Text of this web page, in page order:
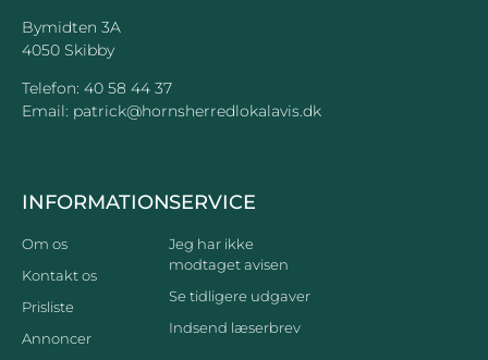
Bymidten 3A
4050 Skibby
Telefon: 40 58 44 37
Email: patrick@hornsherredlokalavis.dk
INFORMATION
Om os
Kontakt os
Prisliste
Annoncer
SERVICE
Jeg har ikke
modtaget avisen
Se tidligere udgaver
Indsend læserbrev